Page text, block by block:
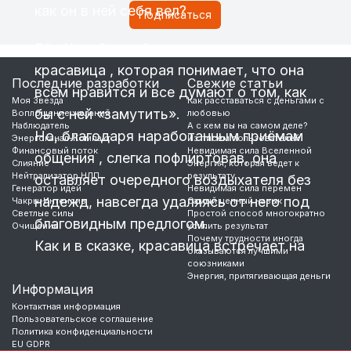
как он в ней себя вел?
красавица , которая понимает, что она
всем нравится и все думают о том, как
бы с ней «замутить».
Но, благодаря наработанным приёмам
общения , слегка пофлиртовав, она
оставляет очередного воздыхателя без
надежд, навсегда удаляясь от него под
благовидным предлогом.
Как и в сказке, красавица встречает на
…
Последние разработки
Моя Звезда
Воплощение желаний
Наблюдатель
Энергоканал-Компакт
Финансовый поток
Слияние
Нейтрализатор НЛП
Генератор идей
Чакры-Интенсив
Светлые силы
Очищение
Свежие статьи
Как расставаться с деньгами с
любовью
А с кем вы на самом деле?
Из писем пользователей
Невидимая сила Вселенной
Энергия, которая ведет к
результату
Невидимая сила перемен
Самый ценный навык
Простой способ многократно
усилить результат
Почему трудности иногда
оказываются лучшими
союзниками
Энергия, притягивающая деньги
Информация
Контактная информация
Пользовательское соглашение
Политика конфиденциальности
EU GDPR